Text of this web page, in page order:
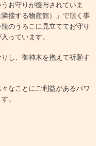
お守りが授与されていま
接する物産館）」で頂く事
のうろこに見立ててお守り
っています。
し、御神木を抱えて祈願す
なことにご利益があるパワ
。